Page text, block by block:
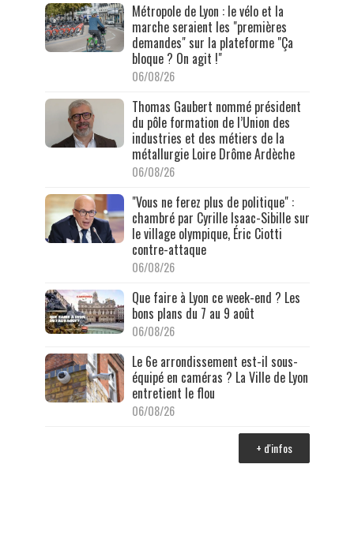
Métropole de Lyon : le vélo et la
marche seraient les "premières
demandes" sur la plateforme "Ça
bloque ? On agit !"
06/08/26
Thomas Gaubert nommé président
du pôle formation de l’Union des
industries et des métiers de la
métallurgie Loire Drôme Ardèche
06/08/26
"Vous ne ferez plus de politique" :
chambré par Cyrille Isaac-Sibille sur
le village olympique, Éric Ciotti
contre-attaque
06/08/26
Que faire à Lyon ce week-end ? Les
bons plans du 7 au 9 août
06/08/26
Le 6e arrondissement est-il sous-
équipé en caméras ? La Ville de Lyon
entretient le flou
06/08/26
+ d'infos